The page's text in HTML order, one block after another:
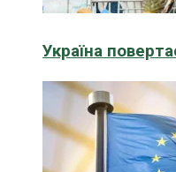
Україна